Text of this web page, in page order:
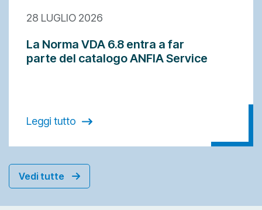
28 LUGLIO 2026
La Norma VDA 6.8 entra a far
parte del catalogo ANFIA Service
Leggi tutto
Vedi tutte